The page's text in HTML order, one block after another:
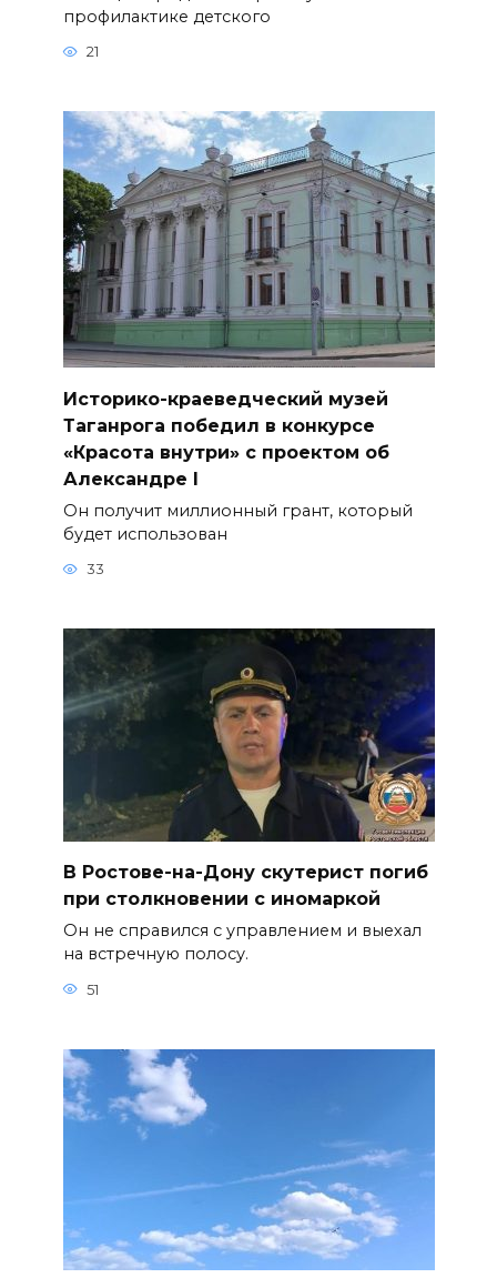
профилактике детского
21
Историко-краеведческий музей
Таганрога победил в конкурсе
«Красота внутри» с проектом об
Александре I
Он получит миллионный грант, который
будет использован
33
В Ростове-на-Дону скутерист погиб
при столкновении с иномаркой
Он не справился с управлением и выехал
на встречную полосу.
51